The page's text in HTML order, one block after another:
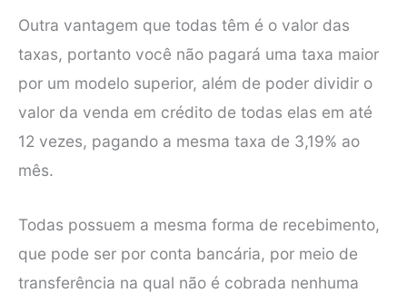
Outra vantagem que todas têm é o valor das
taxas, portanto você não pagará uma taxa maior
por um modelo superior, além de poder dividir o
valor da venda em crédito de todas elas em até
12 vezes, pagando a mesma taxa de 3,19% ao
mês.
Todas possuem a mesma forma de recebimento,
que pode ser por conta bancária, por meio de
transferência na qual não é cobrada nenhuma